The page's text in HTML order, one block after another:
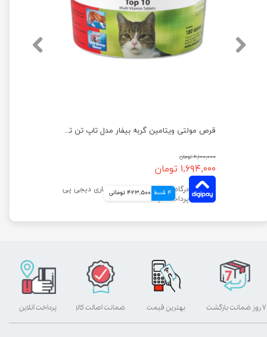
قرص مولتی ویتامین گربه بیفار مدل تاپ تن تعداد 180 عددی
۲,۱۰۰,۰۰۰ تومان
۱,۶۹۴,۰۰۰ تومان
4 قسط 423,500 تومانی
بهترین قیمت پرداخت آنلاین ۷ روز ضمانت بازگشت ضمانت اصالت کالا